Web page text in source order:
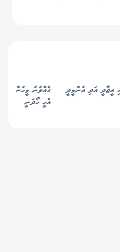
އީޖާދީ އަދި އުންމީދީ
ގެއްލުނު މީހުން
އެހީ ހޯދަނީ